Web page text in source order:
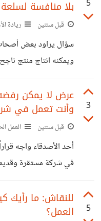
وهذا هام بالنسبة له,
الفرصة ؟
5 بلا منافسة
قبل سنتين ريادة
سؤال يراود بعض
ويمكنه انتاج منتج
دارج ومتعارف عليه
(عصير المانجو), أم
وغير دارجة في عقول
مثلاً (منتج كان
أنتجته شركة
إنتاج المنتجين بنفس
3
عرض لا يمكن
وأنت تعمل في
قبل سنتين العمل
في شركة مستقرة
متوسط بالنسبة
الحديثة التي نشرت
5
للنقاش: ما رأيك
العمل؟